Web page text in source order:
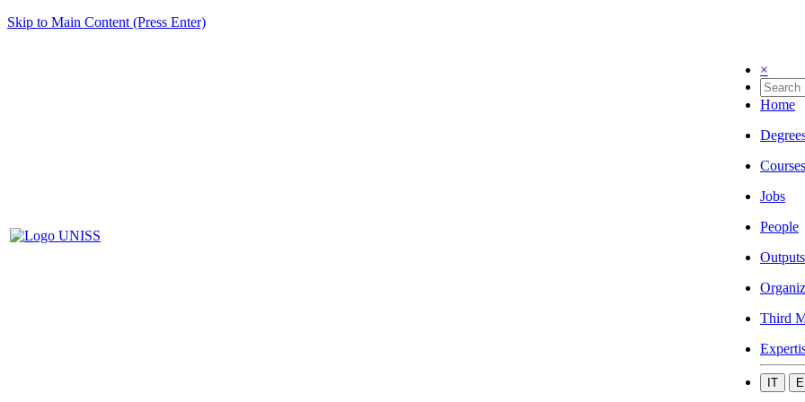
Skip to Main Content (Press Enter)
×
Home
Courses
Jobs
People
Outputs
Third
IT